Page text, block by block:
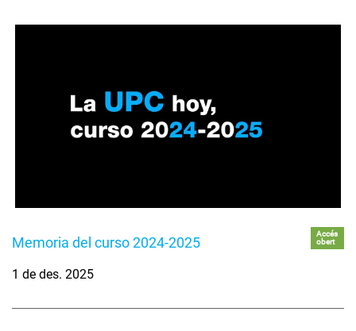
Memoria del curso 2024-2025
Accés
obert
1 de des. 2025